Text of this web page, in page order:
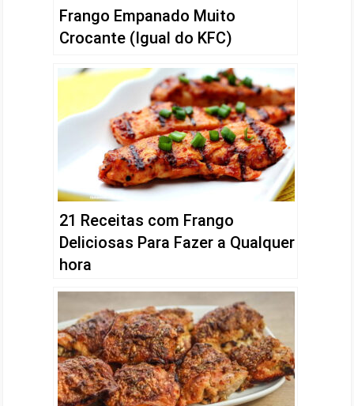
Frango Empanado Muito
Crocante (Igual do KFC)
21 Receitas com Frango
Deliciosas Para Fazer a Qualquer
hora